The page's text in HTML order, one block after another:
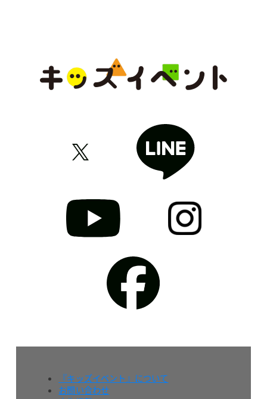
『キッズイベント』について
お問い合わせ